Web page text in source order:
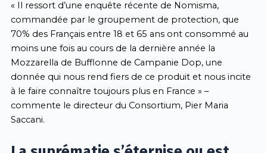
« Il ressort d’une enquête récente de Nomisma,
commandée par le groupement de protection, que
70% des Français entre 18 et 65 ans ont consommé au
moins une fois au cours de la dernière année la
Mozzarella de Bufflonne de Campanie Dop, une
donnée qui nous rend fiers de ce produit et nous incite
à le faire connaître toujours plus en France » –
commente le directeur du Consortium, Pier Maria
Saccani.